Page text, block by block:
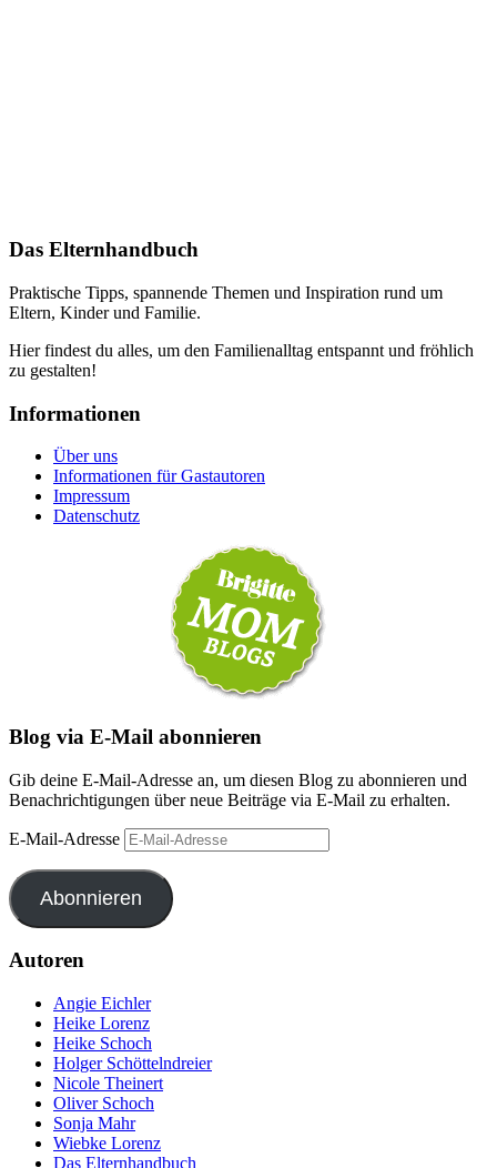
Das Elternhandbuch
Praktische Tipps, spannende Themen und Inspiration rund um
Eltern, Kinder und Familie.
Hier findest du alles, um den Familienalltag entspannt und fröhlich
zu gestalten!
Informationen
Über uns
Informationen für Gastautoren
Impressum
Datenschutz
Blog via E-Mail abonnieren
Gib deine E-Mail-Adresse an, um diesen Blog zu abonnieren und
Benachrichtigungen über neue Beiträge via E-Mail zu erhalten.
E-Mail-Adresse
Abonnieren
Autoren
Angie Eichler
Heike Lorenz
Heike Schoch
Holger Schöttelndreier
Nicole Theinert
Oliver Schoch
Sonja Mahr
Wiebke Lorenz
Das Elternhandbuch